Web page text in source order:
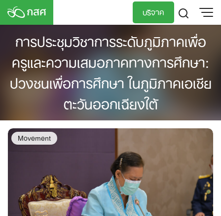
Skip
บริจาค
TH
EN
การประชุมวิชาการระดับภูมิภาคเพื่อ
ครูและความเสมอภาคทางการศึกษา:
ปวงชนเพื่อการศึกษา ในภูมิภาคเอเชีย
ตะวันออกเฉียงใต้
Movement